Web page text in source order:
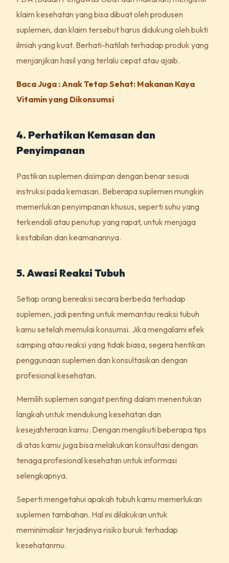
klaim kesehatan yang bisa dibuat oleh produsen
suplemen, dan klaim tersebut harus didukung oleh bukti
ilmiah yang kuat. Berhati-hatilah terhadap produk yang
menjanjikan hasil yang terlalu cepat atau ajaib.
Baca Juga : Anak Tetap Sehat: Makanan Kaya
Vitamin yang Dikonsumsi
4. Perhatikan Kemasan dan
Penyimpanan
Pastikan suplemen disimpan dengan benar sesuai
instruksi pada kemasan. Beberapa suplemen mungkin
memerlukan penyimpanan khusus, seperti suhu yang
terkendali atau penutup yang rapat, untuk menjaga
kestabilan dan keamanannya.
5. Awasi Reaksi Tubuh
Setiap orang bereaksi secara berbeda terhadap
suplemen, jadi penting untuk memantau reaksi tubuh
kamu setelah memulai konsumsi. Jika mengalami efek
samping atau reaksi yang tidak biasa, segera hentikan
penggunaan suplemen dan konsultasikan dengan
profesional kesehatan.
Memilih suplemen sangat penting dalam menentukan
langkah untuk mendukung kesehatan dan
kesejahteraan kamu. Dengan mengikuti beberapa tips
di atas kamu juga bisa melakukan konsultasi dengan
tenaga profesional kesehatan untuk informasi
selengkapnya.
Seperti mengetahui apakah tubuh kamu memerlukan
suplemen tambahan. Hal ini dilakukan untuk
meminimalisir terjadinya risiko buruk terhadap
kesehatanmu.